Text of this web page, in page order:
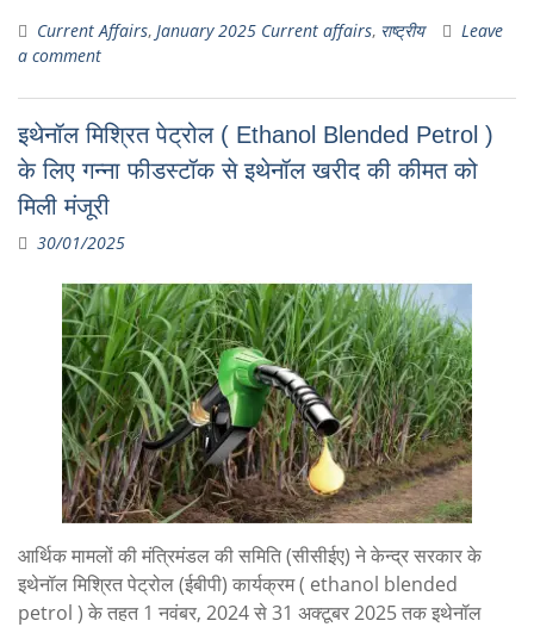
Current Affairs, January 2025 Current affairs, राष्ट्रीय
Leave
a comment
इथेनॉल मिश्रित पेट्रोल ( Ethanol Blended Petrol )
के लिए गन्ना फीडस्टॉक से इथेनॉल खरीद की कीमत को
मिली मंजूरी
30/01/2025
आर्थिक मामलों की मंत्रिमंडल की समिति (सीसीईए) ने केन्‍द्र सरकार के
इथेनॉल मिश्रित पेट्रोल (ईबीपी) कार्यक्रम ( ethanol blended
petrol ) के तहत 1 नवंबर, 2024 से 31 अक्टूबर 2025 तक इथेनॉल